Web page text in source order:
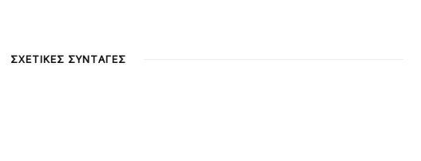
ΣΧΕΤΙΚΕΣ ΣΥΝΤΑΓΕΣ